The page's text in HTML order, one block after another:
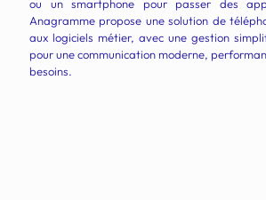
ou un smartphone pour passer des
Anagramme propose une solution de
aux logiciels métier, avec une gestion
pour une communication moderne,
besoins.